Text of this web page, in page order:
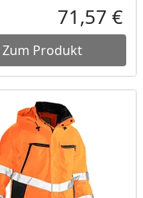
71,57 €
Zum Produkt